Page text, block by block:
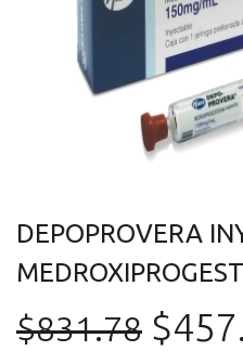
DEPOPROVERA
$831.78 El
$